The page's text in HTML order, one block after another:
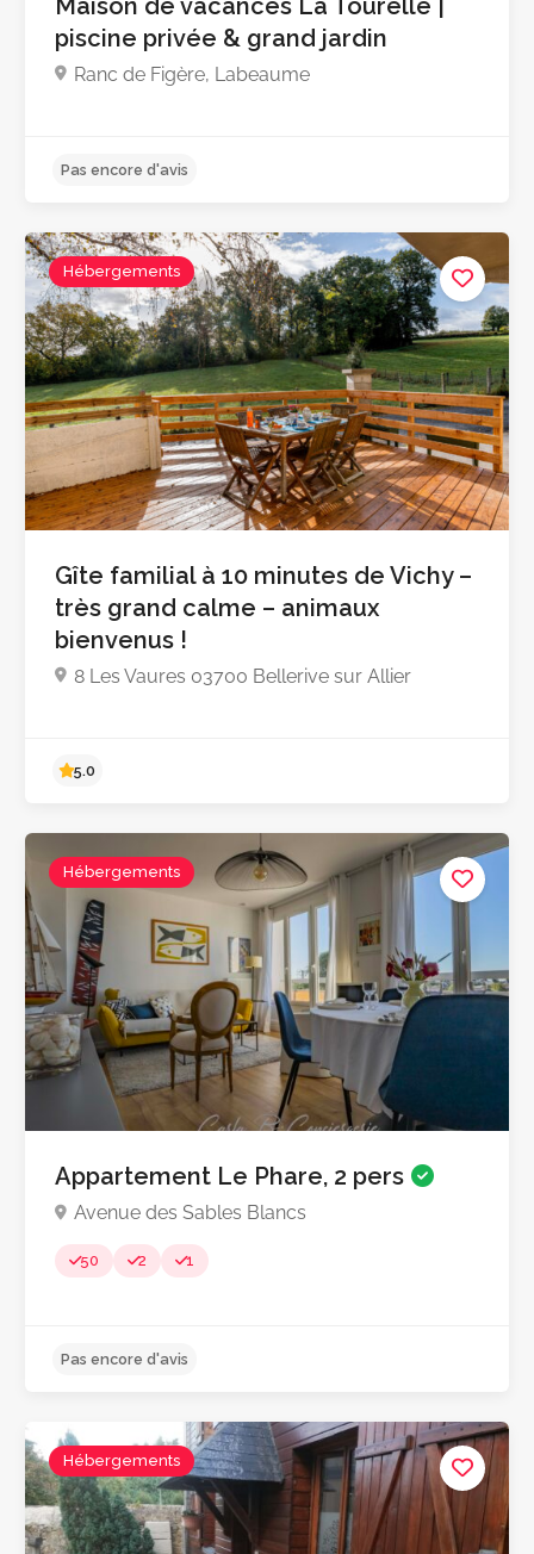
Pas encore d'avis
Pas encore d'avis
piscine privée & grand jardin
Ranc de Figère, Labeaume
Hébergements
Gîte familial à 10 minutes de Vichy –
très grand calme – animaux
bienvenus !
8 Les Vaures 03700 Bellerive sur Allier
Hébergements
Appartement Le Phare, 2 pers
Avenue des Sables Blancs
50 2 1
Hébergements